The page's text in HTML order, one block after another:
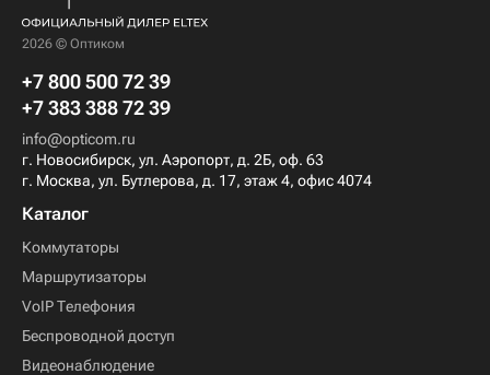
2026 © Оптиком
+7 800 500 72 39
+7 383 388 72 39
info@opticom.ru
г. Новосибирск, ул. Аэропорт, д. 2Б, оф. 63
г. Москва, ул. Бутлерова, д. 17, этаж 4, офис 4074
Каталог
Коммутаторы
Маршрутизаторы
VoIP Телефония
Беспроводной доступ
Видеонаблюдение